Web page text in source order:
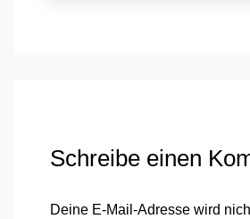
Schreibe einen
Deine E-Mail-Adresse wird